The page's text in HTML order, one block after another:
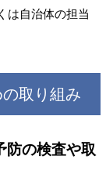
は自治体の担当
取り組み
防の検査や取